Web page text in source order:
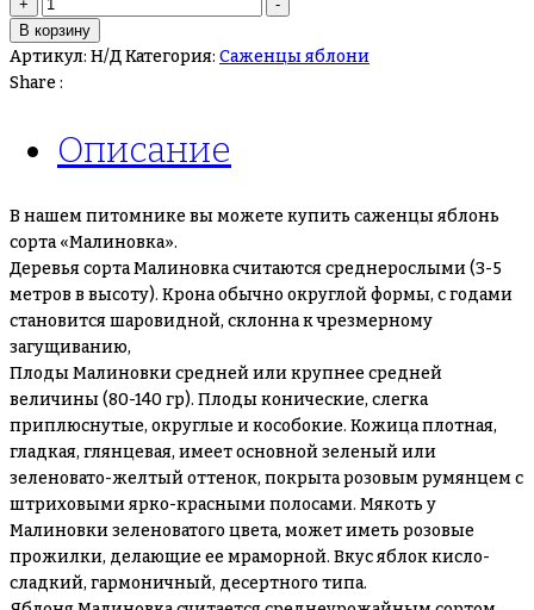
+
товара
Яблоня
«Малиновка»
-
В корзину
Артикул: Н/ДКатегория: Саженцы яблони
Share :
Описание
В нашем питомнике вы можете купить саженцы яблонь
сорта «Малиновка».
Деревья сорта Малиновка считаются среднерослыми (3-5
метров в высоту). Крона обычно округлой формы, с годами
становится шаровидной, склонна к чрезмерному
загущиванию,
Плоды Малиновки средней или крупнее средней
величины (80-140 гр). Плоды конические, слегка
приплюснутые, округлые и кособокие. Кожица плотная,
гладкая, глянцевая, имеет основной зеленый или
зеленовато-желтый оттенок, покрыта розовым румянцем с
штриховыми ярко-красными полосами. Мякоть у
Малиновки зеленоватого цвета, может иметь розовые
прожилки, делающие ее мраморной. Вкус яблок кисло-
сладкий, гармоничный, десертного типа.